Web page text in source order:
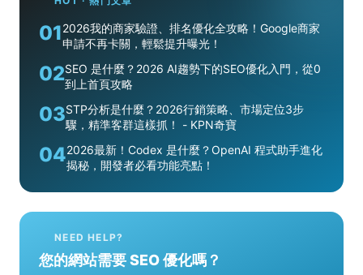
012026我的商家驗證、排名優化全攻略！Google商家
申請不再卡關，輕鬆提升曝光！
02SEO 是什麼？2026 AI趨勢下的SEO優化入門，從0
到上首頁攻略
03STP分析是什麼？2026行銷策略、市場定位3步
驟，精準客群這樣抓！ - KPN奇寶
042026最新！Codex 是什麼？OpenAI 程式助手進化
揭秘，開發者必看功能亮點！
NEED HELP?
您的網站需要 SEO 優化嗎？